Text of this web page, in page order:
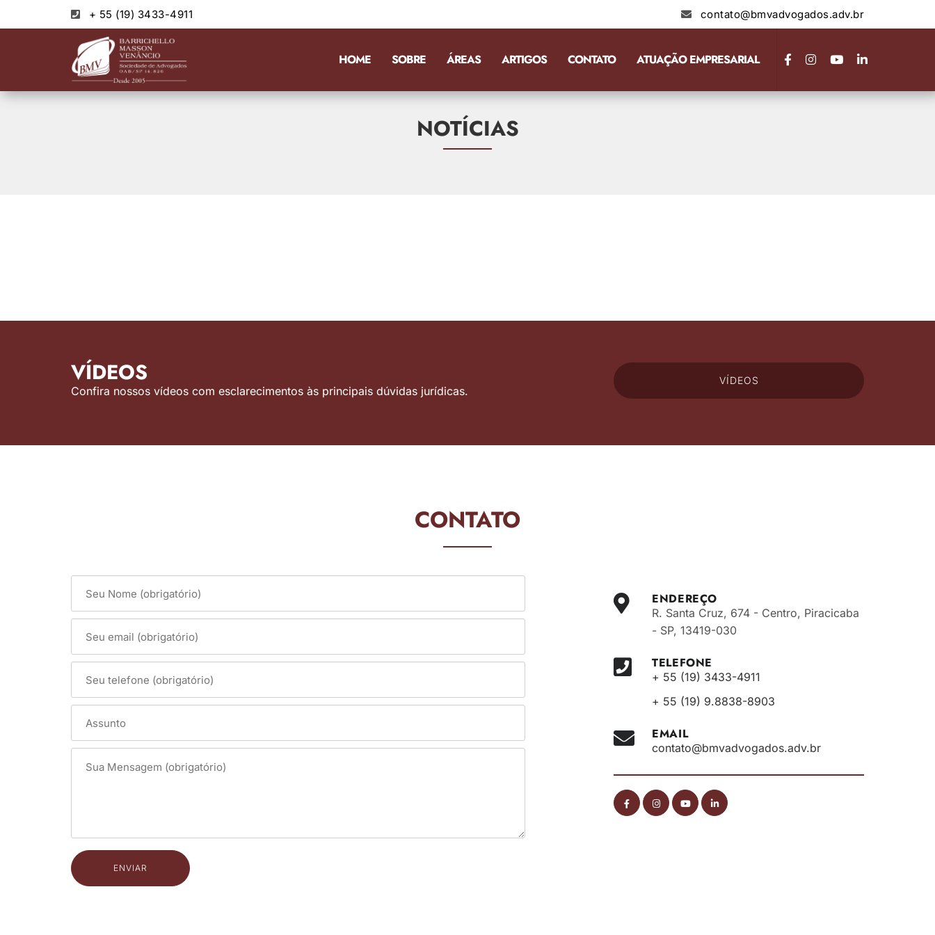
+ 55 (19) 3433-4911 contato@bmvadvogados.adv.br
HOME SOBRE ÁREAS ARTIGOS CONTATO ATUAÇÃO EMPRESARIAL
NOTÍCIAS
VÍDEOS
Confira nossos vídeos com esclarecimentos às principais dúvidas jurídicas.
VÍDEOS
CONTATO
ENDEREÇO
R. Santa Cruz, 674 - Centro, Piracicaba
- SP, 13419-030
TELEFONE
+ 55 (19) 3433-4911
+ 55 (19) 9.8838-8903
EMAIL
contato@bmvadvogados.adv.br